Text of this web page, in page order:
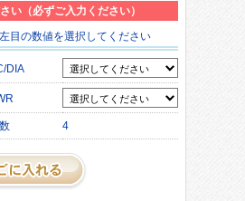
い（必ずご入力ください）
左目の数値を選択してください
DIA
4